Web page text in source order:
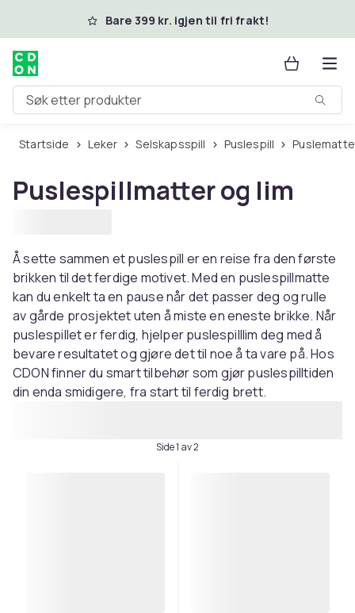
Hopp til hovedinnholdBare 399 kr. igjen til fri frakt!
Søk etter produkter
Startside Leker Selskapsspill Puslespill
Puslespillmatter og lim
Å sette sammen et puslespill er en reise fra den første
brikken til det ferdige motivet. Med en puslespillmatte
kan du enkelt ta en pause når det passer deg og rulle
av gårde prosjektet uten å miste en eneste brikke. Når
puslespillet er ferdig, hjelper puslespilllim deg med å
bevare resultatet og gjøre det til noe å ta vare på. Hos
CDON finner du smart tilbehør som gjør puslespilltiden
din enda smidigere, fra start til ferdig brett.
Side 1 av 2